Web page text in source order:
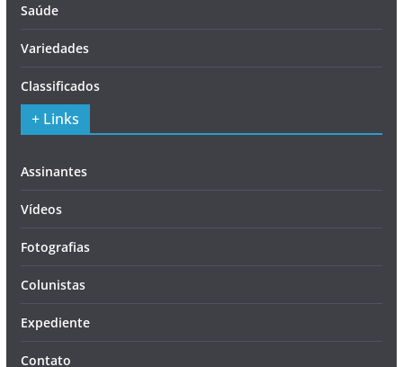
Saúde
Variedades
Classificados
+ Links
Assinantes
Vídeos
Fotografias
Colunistas
Expediente
Contato